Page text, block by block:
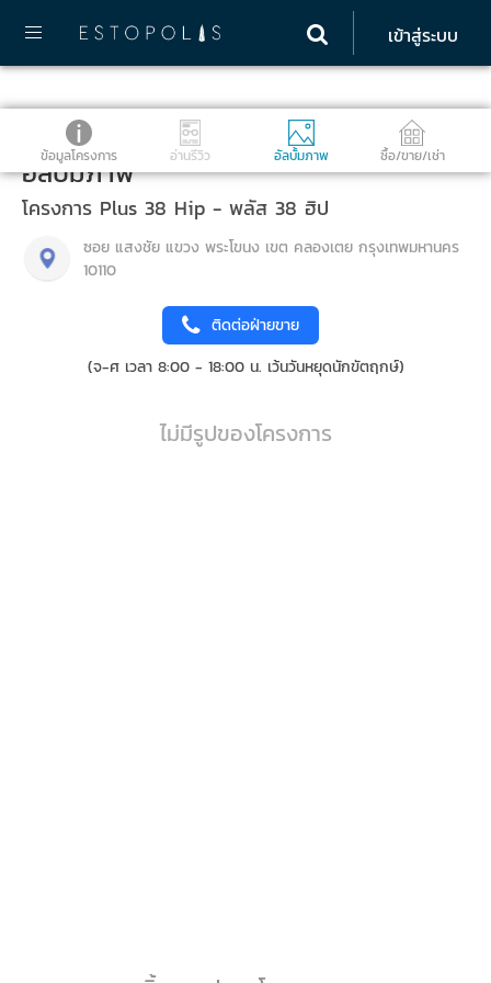
เข้าสู่ระบบ
ข้อมูลโครงการ อ่านรีวิว อัลบั้มภาพ ซื้อ/ขาย/เช่า
อัลบั้มภาพ
โครงการ Plus 38 Hip - พลัส 38 ฮิป
ซอย แสงชัย แขวง พระโขนง เขต คลองเตย กรุงเทพมหานคร
10110
ติดต่อฝ่ายขาย
(จ-ศ เวลา 8:00 - 18:00 น. เว้นวันหยุดนักขัตฤกษ์)
ไม่มีรูปของโครงการ